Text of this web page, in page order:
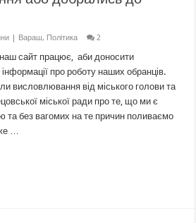
| Вараш, Політика 2
сайт працює, аби доносити
про роботу наших обранців.
висловлювання від міського голови та
міської ради про те, що ми є
без вагомих на те причин поливаємо
…